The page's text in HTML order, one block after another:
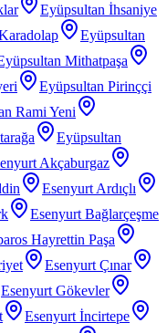
Eyüpsultan İhsaniye
Eyüpsultan
Mithatpaşa
Eyüpsultan Pirinççi
Rami Yeni
Eyüpsultan
Akçaburgaz
Esenyurt Ardıçlı
Esenyurt Bağlarçeşme
Hayrettin Paşa
Esenyurt Çınar
Esenyurt Gökevler
Esenyurt İncirtepe